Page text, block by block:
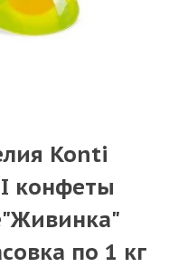
Konti
конфеты
по 1 кг